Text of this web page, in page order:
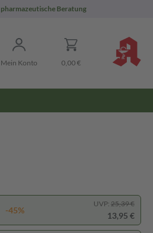
pharmazeutische Beratung
Mein Konto 0,00 €
-45%
UVP: 25,39 €
13,95 €